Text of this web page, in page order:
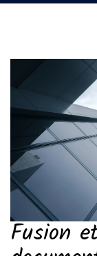
Fusion